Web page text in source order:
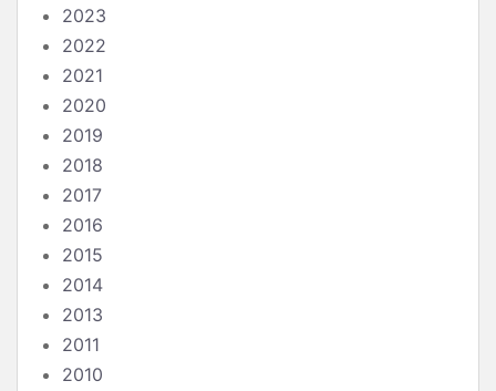
2023
2022
2021
2020
2019
2018
2017
2016
2015
2014
2013
2011
2010